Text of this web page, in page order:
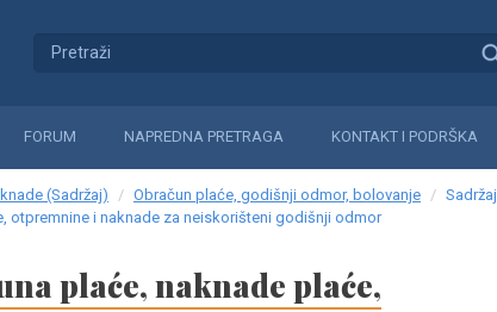
FORUM NAPREDNA PRETRAGA KONTAKT I PODRŠKA
(Sadržaj) Obračun plaće, godišnji odmor, bolovanje
Sadržaj
otpremnine i naknade za neiskorišteni godišnji odmor
plaće, naknade plaće,